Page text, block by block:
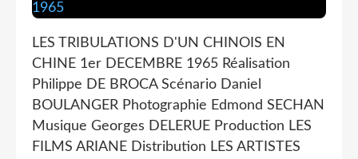
LES TRIBULATIONS D'UN CHINOIS EN
CHINE 1er DECEMBRE 1965 Réalisation
Philippe DE BROCA Scénario Daniel
BOULANGER Photographie Edmond SECHAN
Musique Georges DELERUE Production LES
FILMS ARIANE Distribution LES ARTISTES